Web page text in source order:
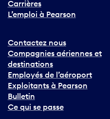
Carrières
L’emploi à Pearson
Contactez nous
Compagnies aériennes et
destinations
Employés de l’aéroport
Exploitants à Pearson
Bulletin
Ce qui se passe